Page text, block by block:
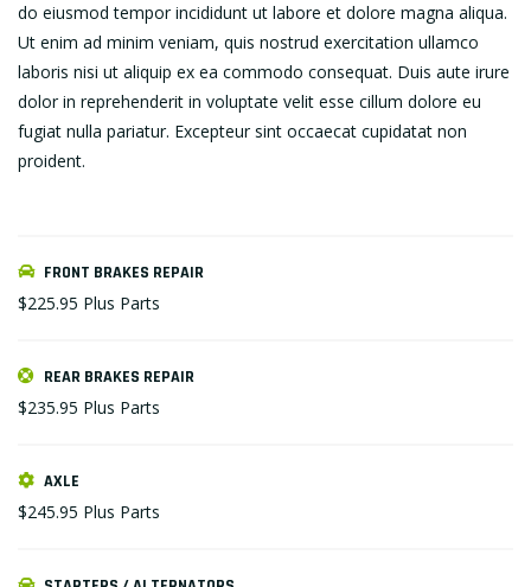
do eiusmod tempor incididunt ut labore et dolore magna aliqua.
Ut enim ad minim veniam, quis nostrud exercitation ullamco
laboris nisi ut aliquip ex ea commodo consequat. Duis aute irure
dolor in reprehenderit in voluptate velit esse cillum dolore eu
fugiat nulla pariatur. Excepteur sint occaecat cupidatat non
proident.
FRONT BRAKES REPAIR
$225.95 Plus Parts
REAR BRAKES REPAIR
$235.95 Plus Parts
AXLE
$245.95 Plus Parts